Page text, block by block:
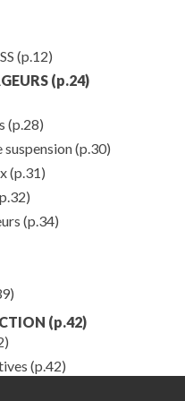
(p.12)
(p.24)
(p.28)
suspension(p.30)
(p.31)
(p.34)
(p.42)
(p.42)